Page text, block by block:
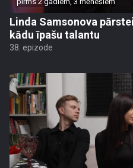
Linda Samsonova
kādu īpašu talantu
38. epizode